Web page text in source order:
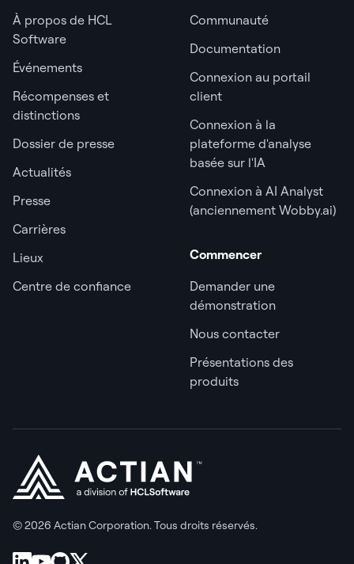
À propos de HCL
Software
Événements
Récompenses et
distinctions
Dossier de presse
Actualités
Presse
Carrières
Lieux
Centre de confiance
Communauté
Documentation
Connexion au portail
client
Connexion à la
plateforme d'analyse
basée sur l'IA
Connexion à AI Analyst
(anciennement Wobby.ai)
Commencer
Demander une
démonstration
Nous contacter
Présentations des
produits
© 2026 Actian Corporation. Tous droits réservés.